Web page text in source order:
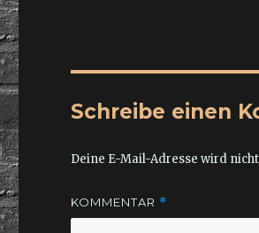
Schreibe einen
Deine E-Mail-Adresse wird
KOMMENTAR *